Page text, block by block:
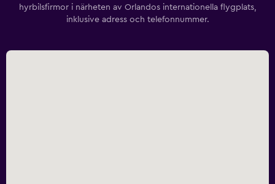
hyrbilsfirmor i närheten av Orlandos internationella flygplats,
inklusive adress och telefonnummer.